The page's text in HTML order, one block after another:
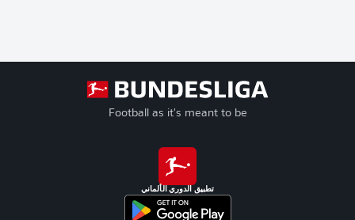
Football as it's meant to be
تطبيق الدوري الألماني